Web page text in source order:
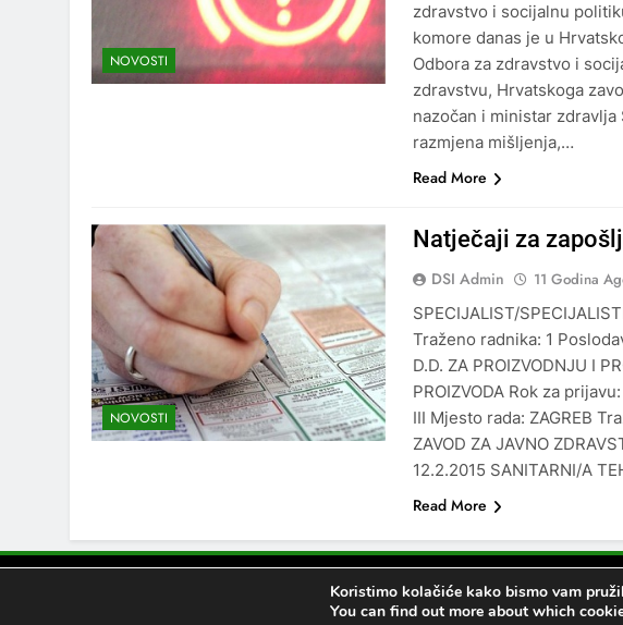
NOVOSTI
zdravstvo i socijalnu
komore danas je u
Odbora za zdravstvo i
zdravstvu, Hrvatskoga
nazočan i ministar zdravlja
razmjena mišljenja,…
Read More
NOVOSTI
Natječaji za
DSI Admin 11 Godina
SPECIJALIST/
Traženo radnika: 1
D.D. ZA PROIZVODNJU I
PROIZVODA Rok za
III Mjesto rada: ZAGREB
ZAVOD ZA JAVNO
12.2.2015 SANITARNI/A
Read More
Newsmatic - News
Koristimo kolačiće kako bismo vam
You can find out more about which